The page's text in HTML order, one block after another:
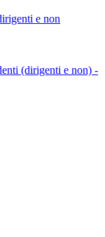
e non
(dirigenti e non) -